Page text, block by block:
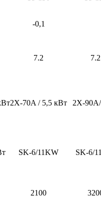
-0,1
7.2 7.2
2X-70A / 5,5 кВт 2X-
SK-6/11KW SK-6/
2100